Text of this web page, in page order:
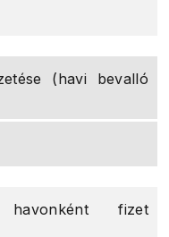
(havi bevalló
havonként fizet